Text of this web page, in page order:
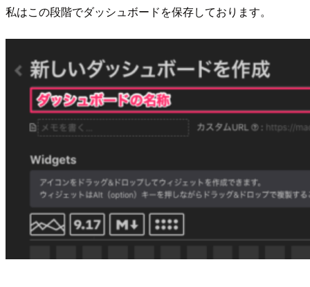
私はこの段階でダッシュボードを保存しております。